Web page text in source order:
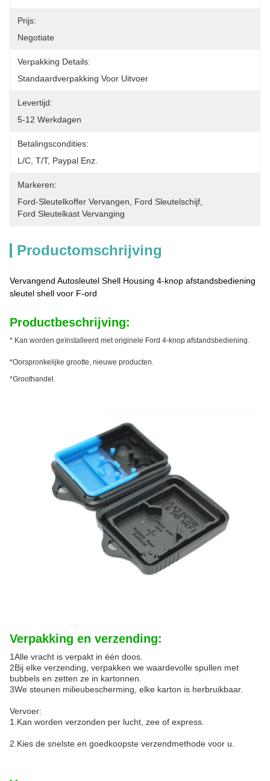
Prijs:
Negotiate
Verpakking Details:
Standaardverpakking Voor Uitvoer
Levertijd:
5-12 Werkdagen
Betalingscondities:
L/C, T/T, Paypal Enz.
Markeren:
Ford-Sleutelkoffer Vervangen
Ford Sleutelschijf
Ford Sleutelkast Vervanging
Productomschrijving
Vervangend Autosleutel Shell Housing 4-knop afstandsbediening
sleutel shell voor F-ord
Productbeschrijving:
* Kan worden geïnstalleerd met originele Ford 4-knop afstandsbediening.
*Oorspronkelijke grootte, nieuwe producten.
*Groothandel.
Verpakking en verzending:
1Alle vracht is verpakt in één doos.
2Bij elke verzending, verpakken we waardevolle spullen met
bubbels en zetten ze in kartonnen.
3We steunen milieubescherming, elke karton is herbruikbaar.
Vervoer:
1.Kan worden verzonden per lucht, zee of express.
2.Kies de snelste en goedkoopste verzendmethode voor u.